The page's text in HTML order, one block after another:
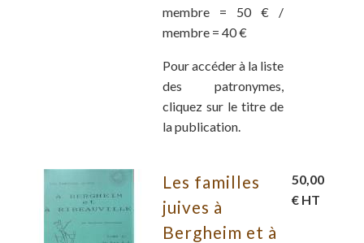
membre = 50 € /
membre = 40 €
Pour accéder à la liste
des patronymes,
cliquez sur le titre de
la publication.
Les familles
juives à
Bergheim et à
50,00
€ HT